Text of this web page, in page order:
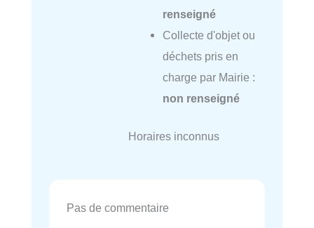
renseigné
Collecte d'objet ou
déchets pris en
charge par Mairie :
non renseigné
Horaires inconnus
Pas de commentaire